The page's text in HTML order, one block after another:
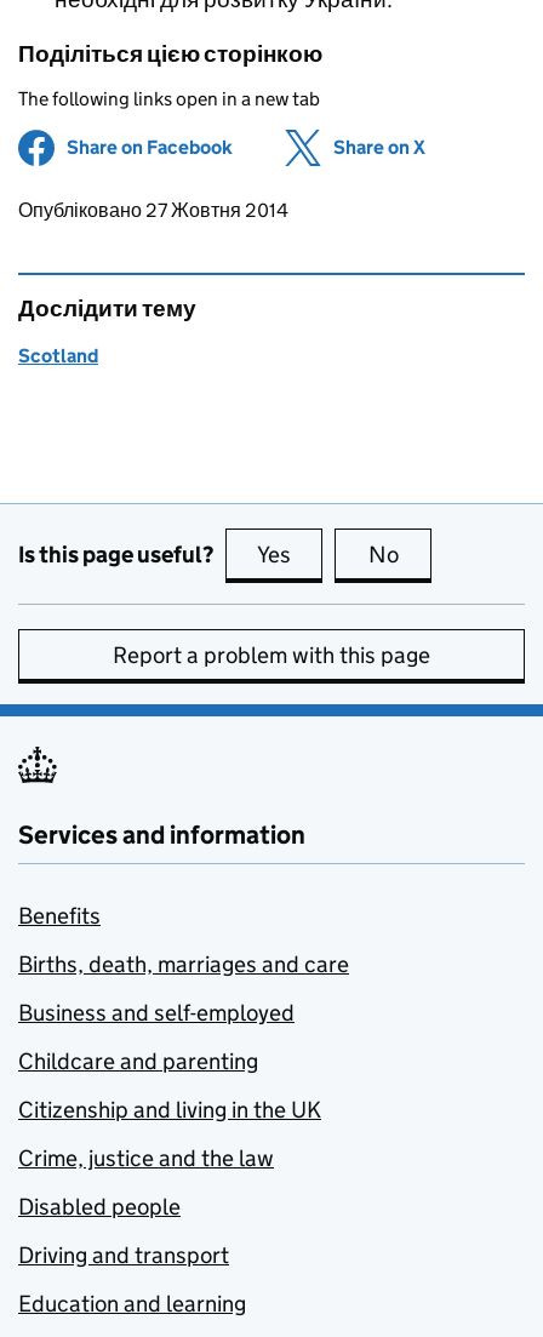
Поділіться цією сторінкою
The following links open in a new tab
Share on Facebook (opens in new tab)
Share on X
Updates to this page
Опубліковано 27 Жовтня 2014
Дослідити тему
Scotland
Is this page useful? Yes this page is useful
No
Report a problem with this page
Services and information
Benefits
Births, death, marriages and care
Business and self-employed
Childcare and parenting
Citizenship and living in the UK
Crime, justice and the law
Disabled people
Driving and transport
Education and learning